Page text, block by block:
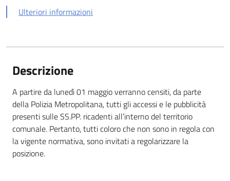
Ulteriori informazioni
Descrizione
A partire da lunedì 01 maggio verranno censiti, da parte
della Polizia Metropolitana, tutti gli accessi e le pubblicità
presenti sulle SS.PP. ricadenti all’interno del territorio
comunale. Pertanto, tutti coloro che non sono in regola con
la vigente normativa, sono invitati a regolarizzare la
posizione.